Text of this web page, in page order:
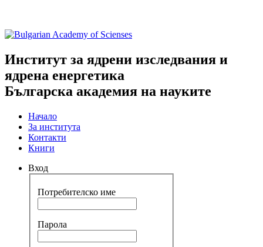
Институт за ядрени изследвания и
ядрена енергетика
Българска академия на науките
Начало
За института
Контакти
Книги
Вход
Потребителско име
Парола